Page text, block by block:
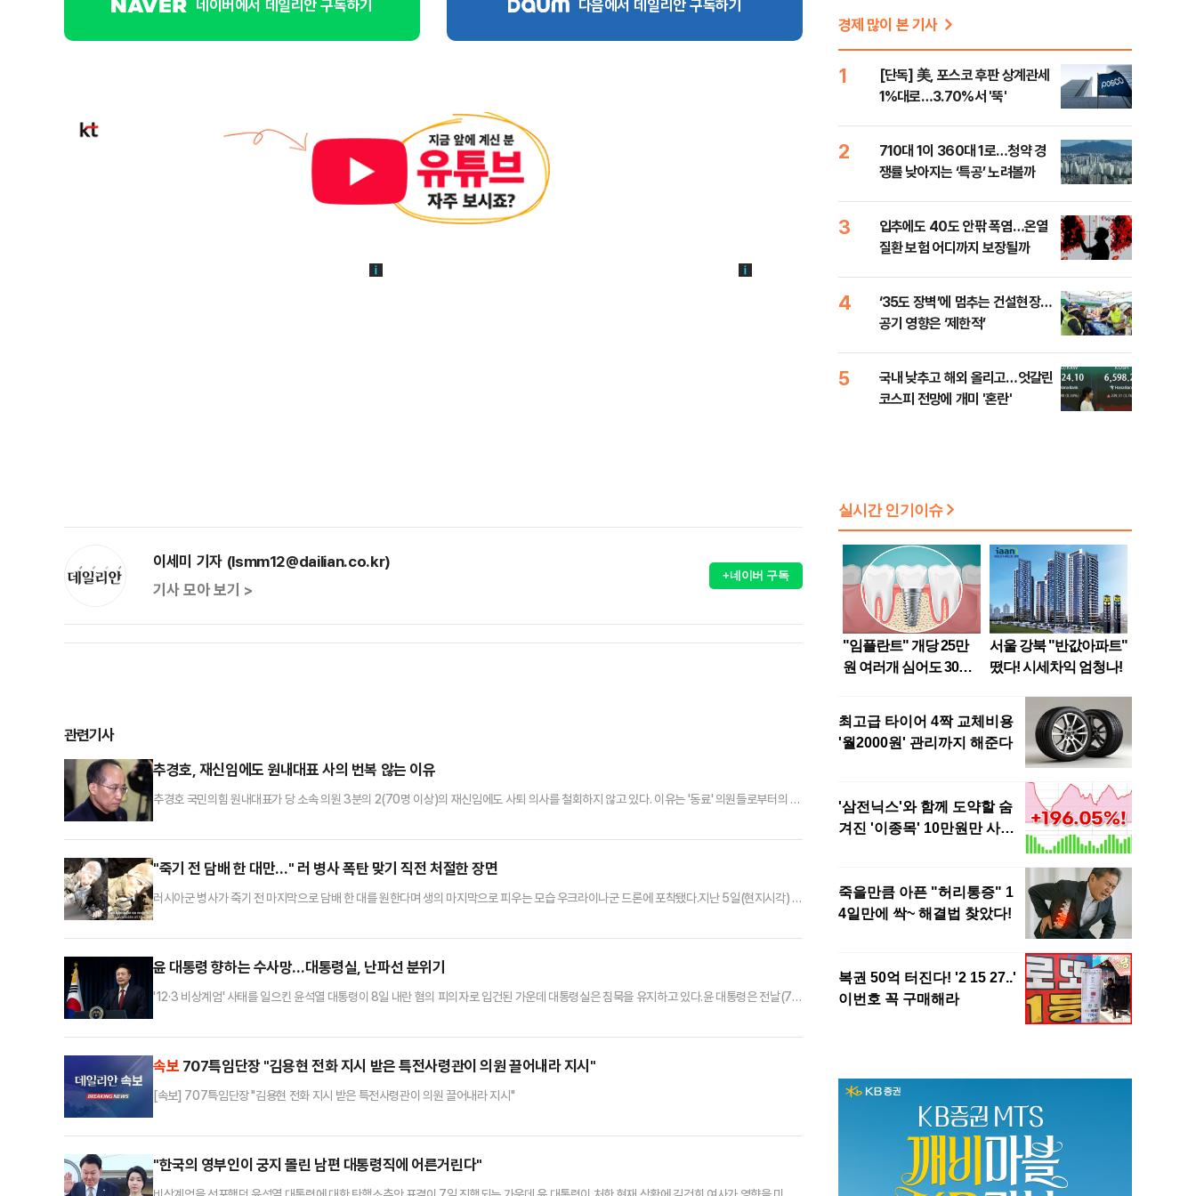
네이버에서 데일리안 구독하기 다음에서 데일리안 구독하기
이세미 기자 (lsmm12@dailian.co.kr)
기사 모아 보기 >
+네이버 구독
관련기사
추경호, 재신임에도 원내대표 사의 번복 않는 이유
추경호 국민의힘 원내대표가 당 소속 의원 3분의 2(70명 이상)의 재신임에도 사퇴 의사를 철회하지 않고 있다. 이유는 '동료' 의원들로부터의 모
을 들었다는 것이다.8일 복수의 국민의힘 관계자에 따르면, 추 원내대표가 전날 비공개 의원총회에서 사의를 표하고 의총장을 떠난 직후 친윤(친
"죽기 전 담배 한 대만…" 러 병사 폭탄 맞기 직전 처절한 장면
러시아군 병사가 죽기 전 마지막으로 담배 한 대를 원한다며 생의 마지막으로 피우는 모습 우크라이나군 드론에 포착됐다.지난 5일(현지시각) 우
은 채 숲지대에 숨어 있는 한 러시아군 병사를 드론이 발견하는 장면이 담겼다.드론에 발각된 사실을 알아챈 러시아군 병사는 두 손가락을 입에
윤 대통령 향하는 수사망…대통령실, 난파선 분위기
'12·3 비상계엄' 사태를 일으킨 윤석열 대통령이 8일 내란 혐의 피의자로 입건된 가운데 대통령실은 침묵을 유지하고 있다.윤 대통령은 전날(7
포함하여 앞으로의 정국 안정 방안은 우리 당에 일임하겠다"고 밝힌 이후 한남동 관저에 머물면서 여권의 논의 상황을 지켜보고 있는 것으로 전
속보 707특임단장 "김용현 전화 지시 받은 특전사령관이 의원 끌어내라 지시"
[속보] 707특임단장 "김용현 전화 지시 받은 특전사령관이 의원 끌어내라 지시"
"한국의 영부인이 궁지 몰린 남편 대통령직에 어른거린다"
경제 많이 본 기사
1
[단독] 美, 포스코 후판 상계관세
1%대로…3.70%서 '뚝'
2
710대 1이 360대 1로…청약 경
쟁률 낮아지는 ‘특공’ 노려볼까
3
입추에도 40도 안팎 폭염…온열
질환 보험 어디까지 보장될까
4
‘35도 장벽’에 멈추는 건설현장…
공기 영향은 ‘제한적’
5
국내 낮추고 해외 올리고…엇갈린
코스피 전망에 개미 '혼란'